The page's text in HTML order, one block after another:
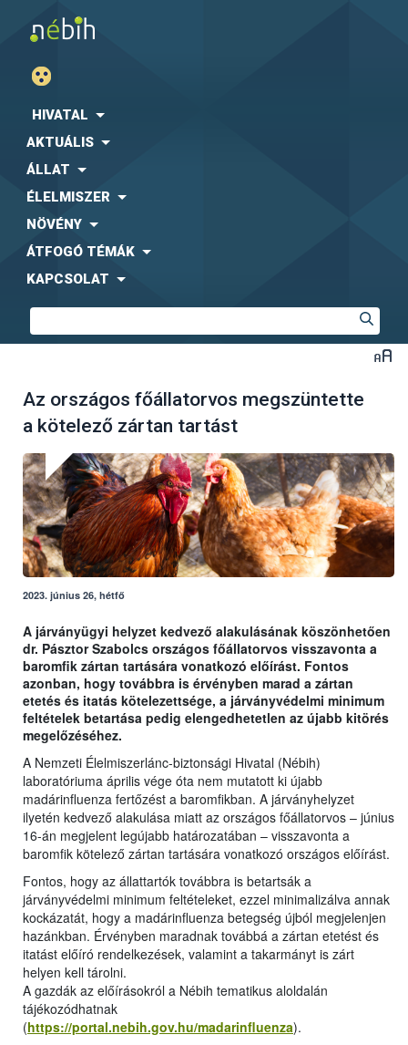
HIVATAL
AKTUÁLIS
ÁLLAT
ÉLELMISZER
NÖVÉNY
ÁTFOGÓ TÉMÁK
KAPCSOLAT
Az országos főállatorvos megszüntette
a kötelező zártan tartást
2023. június 26, hétfő
A járványügyi helyzet kedvező alakulásának köszönhetően
dr. Pásztor Szabolcs országos főállatorvos visszavonta a
baromfik zártan tartására vonatkozó előírást. Fontos
azonban, hogy továbbra is érvényben marad a zártan
etetés és itatás kötelezettsége, a járványvédelmi minimum
feltételek betartása pedig elengedhetetlen az újabb kitörés
megelőzéséhez.
A Nemzeti Élelmiszerlánc-biztonsági Hivatal (Nébih)
laboratóriuma április vége óta nem mutatott ki újabb
madárinfluenza fertőzést a baromfikban. A járványhelyzet
ilyetén kedvező alakulása miatt az országos főállatorvos – június
16-án megjelent legújabb határozatában – visszavonta a
baromfik kötelező zártan tartására vonatkozó országos előírást.
Fontos, hogy az állattartók továbbra is betartsák a
járványvédelmi minimum feltételeket, ezzel minimalizálva annak
kockázatát, hogy a madárinfluenza betegség újból megjelenjen
hazánkban. Érvényben maradnak továbbá a zártan etetést és
itatást előíró rendelkezések, valamint a takarmányt is zárt
helyen kell tárolni.
A gazdák az előírásokról a Nébih tematikus aloldalán
tájékozódhatnak
(https://portal.nebih.gov.hu/madarinfluenza).